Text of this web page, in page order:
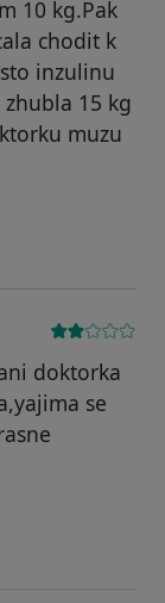
10 kg.Pak
chodit k
inzulinu
15 kg
muzu
odstraněn
doktorka
se